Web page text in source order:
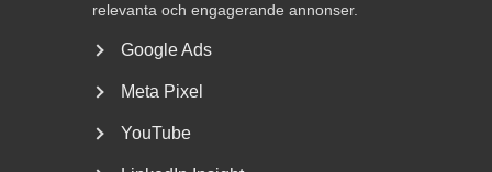
relevanta och engagerande annonser.
Google Ads
Meta Pixel
YouTube
Arbetsgivarguiden
hjälper dig att göra rätt